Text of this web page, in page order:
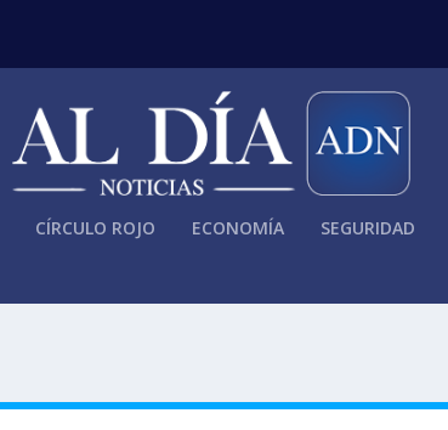
CÍRCULO ROJO ECONOMÍA SEGURIDAD